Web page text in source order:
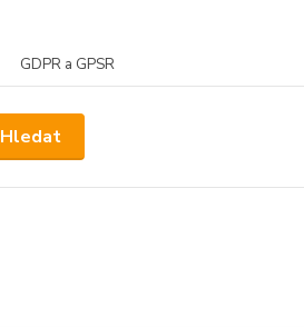
GDPR a GPSR
Hledat